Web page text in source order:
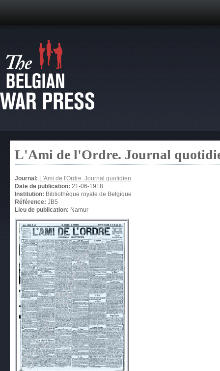
L'Ami de l'Ordre. Journal
Journal: L'Ami de l'Ordre. Journal quotidien
Date de publication: 21-06-1918
Institution: Bibliothèque royale de Belgique
Référence: JB5
Lieu de publication: Namur